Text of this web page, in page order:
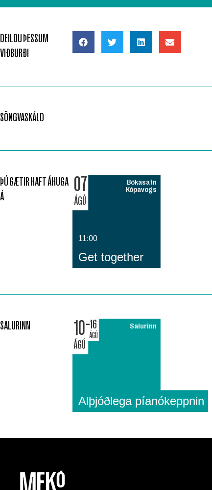
DEILDU ÞESSUM
VIÐBURÐI
SÖNGVASKÁLD
ÞÚ GÆTIR HAFT ÁHUGA
Á
07
ÁGÚ
Bókasafn
Kópavogs
11:00
Get together
SALURINN 10
ÁGÚ
16
ÁGÚ
Salurinn
Alþjóðlega píanókeppnin